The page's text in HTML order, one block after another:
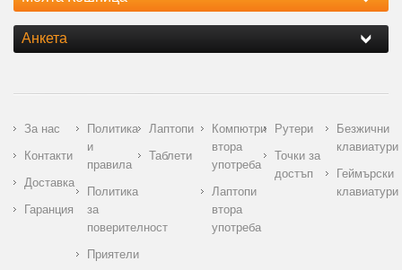
Анкета
За нас
Контакти
Доставка
Гаранция
Политика
и
правила
Политика
за
поверителност
Приятели
Лаптопи
Таблети
Компютри
втора
употреба
Лаптопи
втора
употреба
Рутери
Точки за
достъп
Безжични
клавиатури
Геймърски
клавиатури